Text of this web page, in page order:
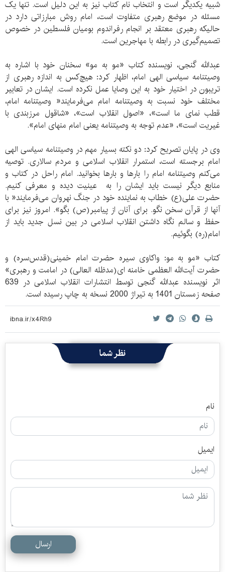
شبیه یکدیگر است و انتخاب نام کتاب نیز به این دلیل است. تنها یک
مسئله در موضع رهبری متفاوت است، امام روش مبارزاتی دارد در
حالیکه رهبری معتقد بر انجام رفراندوم بومیان فلسطین در خصوص
تصمیم‌گیری در رابطه با مهاجرین است.
عبدالله گنجی، نویسنده کتاب «مو به مو» سخنان خود با اشاره به
وصیتنامه سیاسی الهی امام، اظهار کرد: هیچ‌کس به اندازه رهبری از
تریبون در اختیار خود به این وصایا عمل نکرده است. ایشان در تعابیر
مختلف خود نسبت به وصیتنامه امام می‌فرمایند« وصیتنامه امام،
قطب نمای ما است»، «اصول انقلاب است»، «شاقول مرزبندی با
غیریت است»، «عدم توجه به وصیتنامه یعنی امام منهای امام».
وی در پایان تصریح کرد: دو نکته بسیار مهم در وصیتنامه سیاسی الهی
امام برجسته است، استمرار انقلاب اسلامی و مردم سالاری. توصیه
می‌کنم وصیتنامه امام را بارها و بارها بخوانید. امام راحل در کتاب و
منابع دیگر نیست باید ایشان را به عینیت دیده و معرفی کنیم.
حضرت علی(ع) خطاب به نماینده خود در جنگ نهروان می‌فرمایند« با
آنها از قرآن سخن نگو. برای آنان از پیامبر(ص) بگو». امروز نیز برای
حفظ و سالم نگاه داشتن انقلاب اسلامی در بین نسل جدید باید از
امام(ره) بگوئیم.
کتاب «مو به مو: واکاوی سیره حضرت امام خمینی(قدس‌سره) و
حضرت آیت‌الله العظمی خامنه ای(مدظله العالی) در امامت و رهبری»
اثر نویسنده عبدالله گنجی توسط انتشارات انقلاب اسلامی در 639
صفحه زمستان 1401 به تیراژ 2000 نسخه به چاپ رسیده است.
نظر شما
نام
ایمیل
ارسال